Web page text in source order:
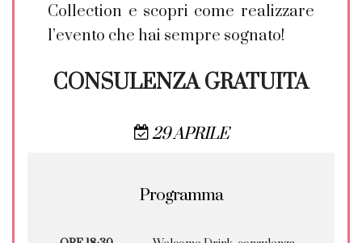
Collection e scopri come realizzare
l’evento che hai sempre sognato!
CONSULENZA GRATUITA
29 APRILE
Programma